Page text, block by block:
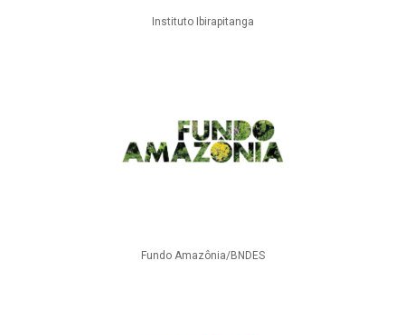
Instituto Ibirapitanga
Fundo Amazônia/BNDES